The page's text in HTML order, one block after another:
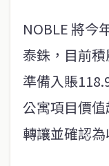
NOBLE 將今
泰銖，目前
準備入賬
公寓項目價
轉讓並確認為